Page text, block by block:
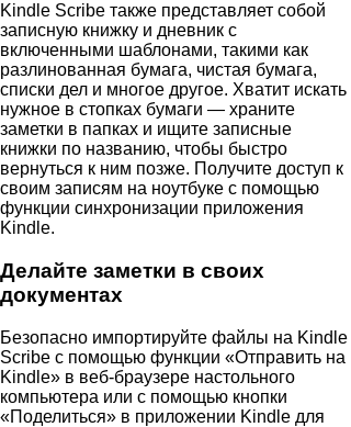
Kindle Scribe также представляет собой
записную книжку и дневник с
включенными шаблонами, такими как
разлинованная бумага, чистая бумага,
списки дел и многое другое. Хватит искать
нужное в стопках бумаги — храните
заметки в папках и ищите записные
книжки по названию, чтобы быстро
вернуться к ним позже. Получите доступ к
своим записям на ноутбуке с помощью
функции синхронизации приложения
Kindle.
Делайте заметки в своих
документах
Безопасно импортируйте файлы на Kindle
Scribe с помощью функции «Отправить на
Kindle» в веб-браузере настольного
компьютера или с помощью кнопки
«Поделиться» в приложении Kindle для